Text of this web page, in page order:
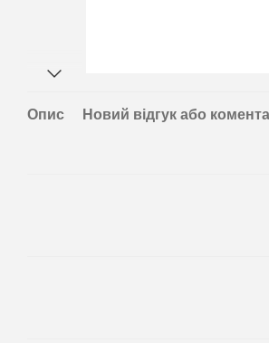
Опис Новий відгук або